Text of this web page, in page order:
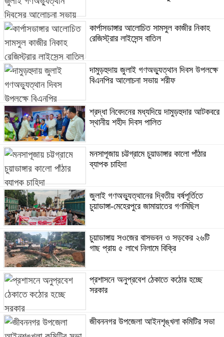
কার্পাসডাঙ্গার আলোচিত সামসুল কাজীর নিকাহ
রেজিস্ট্রার লাইসেন্স বাতিল
দামুড়হুদায় জুলাই গণঅভ্যুত্থান দিবস উপলক্ষে
বিএনপির আলোচনা সভায় শরীফ
শ্রদ্ধা নিবেদনের মধ্যদিয়ে দামুড়হুদার আটকবরে
স্থানীয় শহীদ দিবস পালিত
মনসাপূজায় চট্টগ্রামে চুয়াডাঙ্গার কালো পাঁঠার
ব্যাপক চাহিদা
জুলাই গণঅভ্যুত্থানের দ্বিতীয় বর্ষপূর্তিতে
চুয়াডাঙ্গা-মেহেরপুরে জামায়াতের গণমিছিল
চুয়াডাঙ্গায় সওজের বাসভবন ও সড়কের ২৬টি
গাছ প্রায় ৫ লাখে নিলামে বিক্রি
প্রশাসনে অনুপ্রবেশ ঠেকাতে কঠোর হচ্ছে
সরকার
জীবননগর উপজেলা আইনশৃঙ্খলা কমিটির সভা